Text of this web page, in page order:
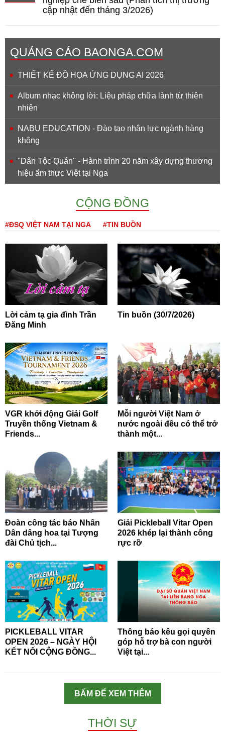
cập nhật đến tháng 3/2026)
QUẢNG CÁO BAONGA.COM
THIẾT KẾ ĐỒ HỌA ỨNG DỤNG AI 2026
Album nhạc không lời: Liệu pháp chữa lành từ thiên
nhiên
NABU EDUCATION - Đào tạo nhân lực ngành hàng
không
''Dân Tộc Quán'' - Hành trình 20 năm xây dựng thương
hiệu ẩm thực Việt tại Nga
CỘNG ĐỒNG
#ĐSQ VIỆT NAM TẠI NGA #TIN BUỒN
Lời cảm tạ gia đình Trần
Đăng Minh
Tin buồn (30/7/2026)
VGR khởi động Giải Golf
Truyền thống Vietnam &
Friends...
Mỗi người Việt Nam ở
nước ngoài đều có thể trở
thành một...
Đoàn công tác báo Nhân
Dân dâng hoa tại Tượng
đài Chủ tịch...
Giải Pickleball Vitar Open
2026 khép lại thành công
rực rỡ
PICKLEBALL VITAR
OPEN 2026 – NGÀY HỘI
KẾT NỐI CỘNG ĐỒNG...
Thông báo kêu gọi quyên
góp hỗ trợ bà con người
Việt tại...
BẤM ĐỂ XEM THÊM
THỜI SỰ